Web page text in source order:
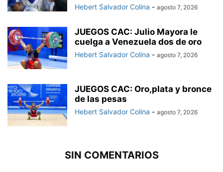
Hebert Salvador Colina - agosto 7, 2026
JUEGOS CAC: Julio Mayora le
cuelga a Venezuela dos de oro
Hebert Salvador Colina - agosto 7, 2026
JUEGOS CAC: Oro,plata y bronce
de las pesas
Hebert Salvador Colina - agosto 7, 2026
SIN COMENTARIOS